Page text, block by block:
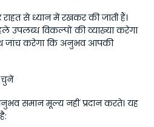
से ध्यान में रखकर की जाती हैं।
विकल्पों की व्याख्या करेगा
जांच करेगा कि अनुभव आपकी
चुनें
समान मूल्य नहीं प्रदान करते। यह